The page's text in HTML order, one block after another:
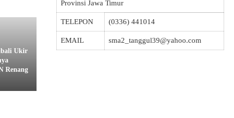
Ukir
Renang
Provinsi Jawa Timur
TELEPON (0336) 441014
EMAIL sma2_tanggul39@yahoo.com